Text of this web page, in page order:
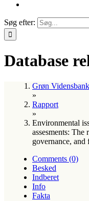
Søg efter:
Database
Grøn Vidensbank
»
Rapport
»
Environmental
assesments: The
governance, and
Comments (0)
Besked
Indberet
Info
Fakta